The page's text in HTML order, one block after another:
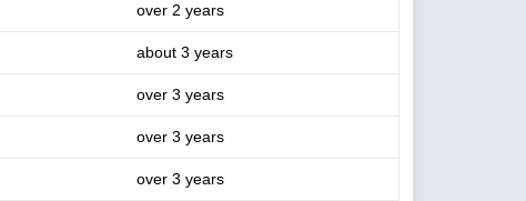
over 2 years
about 3 years
over 3 years
over 3 years
over 3 years